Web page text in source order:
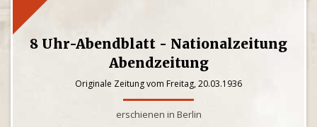
8 Uhr-Abendblatt - Nationalzeitung
Abendzeitung
Originale Zeitung vom Freitag, 20.03.1936
erschienen in Berlin